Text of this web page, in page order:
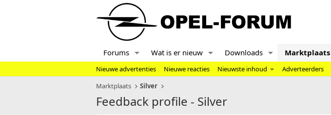
Forums Wat is er nieuw Downloads Marktplaats
Nieuwe advertenties Nieuwe reacties Nieuwste inhoud Adverteerders
Marktplaats
Silver
Feedback profile - Silver